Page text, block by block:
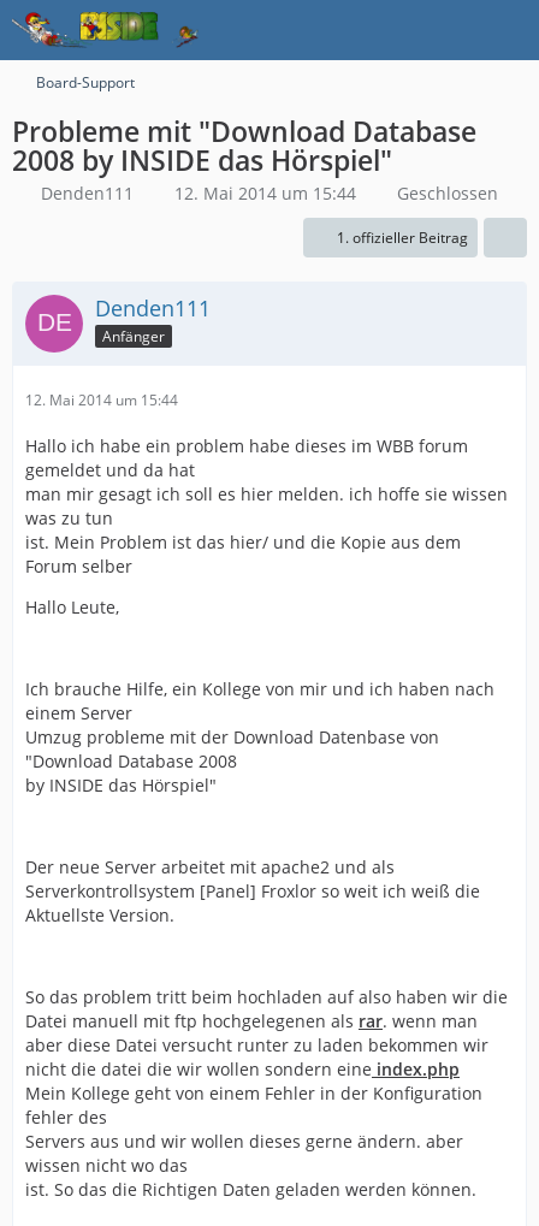
Board-Support
Probleme mit "Download Database
2008 by INSIDE das Hörspiel"
Denden111 12. Mai 2014 um 15:44 Geschlossen
1. offizieller Beitrag
Denden111
Anfänger
12. Mai 2014 um 15:44
Hallo ich habe ein problem habe dieses im WBB forum
gemeldet und da hat
man mir gesagt ich soll es hier melden. ich hoffe sie wissen
was zu tun
ist. Mein Problem ist das hier/ und die Kopie aus dem
Forum selber
Hallo Leute,
Ich brauche Hilfe, ein Kollege von mir und ich haben nach
einem Server
Umzug probleme mit der Download Datenbase von
"Download Database 2008
by INSIDE das Hörspiel"
Der neue Server arbeitet mit apache2 und als
Serverkontrollsystem [Panel] Froxlor so weit ich weiß die
Aktuellste Version.
So das problem tritt beim hochladen auf also haben wir die
Datei manuell mit ftp hochgelegenen als rar. wenn man
aber diese Datei versucht runter zu laden bekommen wir
nicht die datei die wir wollen sondern eine index.php
Mein Kollege geht von einem Fehler in der Konfiguration
fehler des
Servers aus und wir wollen dieses gerne ändern. aber
wissen nicht wo das
ist. So das die Richtigen Daten geladen werden können.